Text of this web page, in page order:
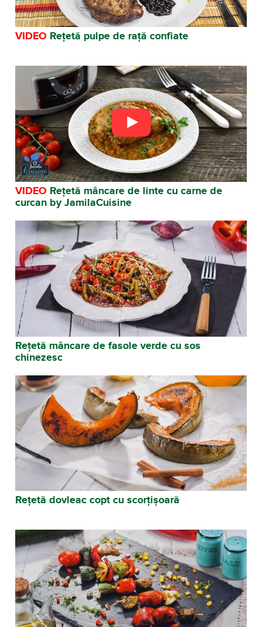
VIDEO Rețetă pulpe de rață confiate
VIDEO Rețetă mâncare de linte cu carne de
curcan by JamilaCuisine
Rețetă mâncare de fasole verde cu sos
chinezesc
Rețetă dovleac copt cu scorțișoară